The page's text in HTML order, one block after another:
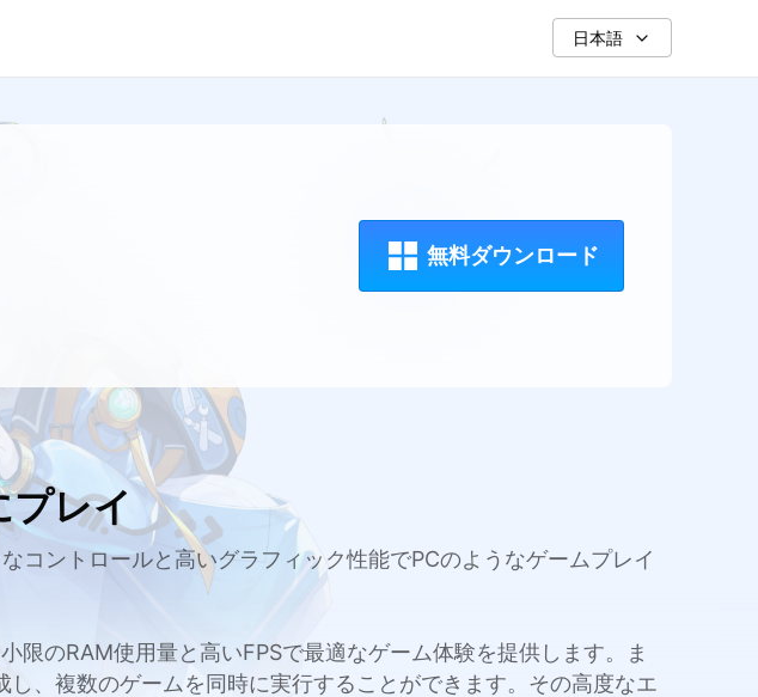
日本語
無料ダウンロード
レイ
ントロールと高いグラフィック性能でPCのようなゲームプレイ
のRAM使用量と高いFPSで最適なゲーム体験を提供します。ま
、複数のゲームを同時に実行することができます。その高度なエ